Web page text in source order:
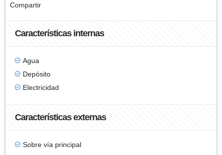
Compartir
Características internas
Agua
Depósito
Electricidad
Características externas
Sobre vía principal